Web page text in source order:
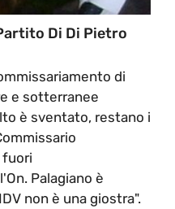
Di Di Pietro
di
e sotterranee
è sventato, restano i
fuori
Palagiano è
non è una giostra".